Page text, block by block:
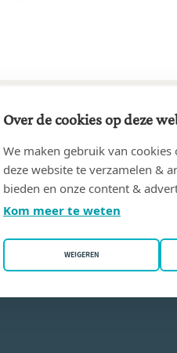
01/2020 tot heden
KESTELYN, GENICOT &
Alexandra Jadoul
Over de cookies op deze
We maken gebruik van
deze website te verzamelen &
bieden en onze content &
Kom meer te weten
WEIGEREN